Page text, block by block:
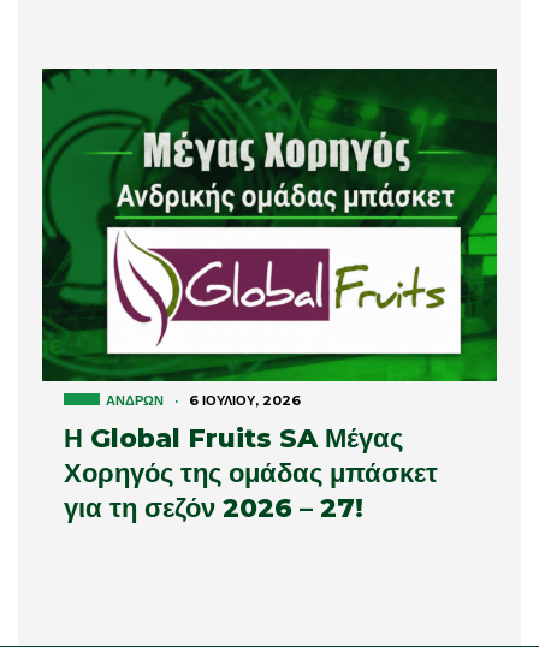
ΑΝΔΡΏΝ · 6 ΙΟΥΛΊΟΥ, 2026
Η Global Fruits SA Μέγας
Χορηγός της ομάδας μπάσκετ
για τη σεζόν 2026 – 27!